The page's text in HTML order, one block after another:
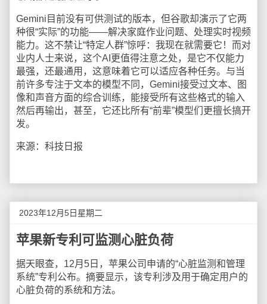
Gemini目前没有可供测试的版本，但谷歌却演示了它两
种很“实际”的功能——解决家庭作业问题、处理实时视频
能力。这不禁让“特定人群”惊呼：我现在就需要它！而对
业内人士来说，这个AI更值得注意之处，是它不仅能力
最强，还最通用，这意味着它可以适应各种任务。与当
前许多专注于文本的模型不同，Gemini接受过文本、图
像和声音方面的综合训练，能接受所有这些格式的输入
然后再输出，甚至，它还比所有“前辈”模型们更擅长搞开
发。
来源：科技日报
2023年12月5日星期二
苹果新专利可监测心脏负荷
据天眼查，12月5日，苹果公司申请的“心脏监测和管理
系统”专利公布。摘要显示，该专利涉及用于确定用户的
心脏负荷的系统和方法。